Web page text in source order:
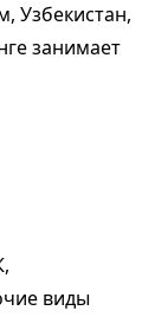
Узбекистан,
занимает
виды